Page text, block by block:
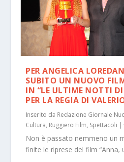
PER ANGELICA
SUBITO UN NUOVO
IN “LE ULTIME NOTTI
PER LA REGIA DI
Inserito da Redazione Giornale
Cultura, Ruggiero Film, Spettacoli |
Non è passato nemmeno un
finite le riprese del film “Anna,